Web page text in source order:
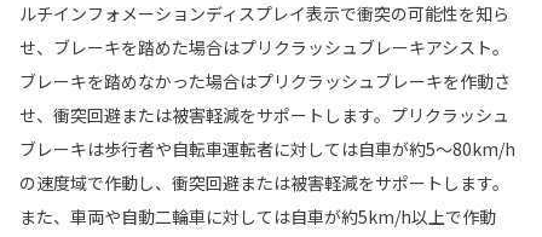
ルチインフォメーションディスプレイ表示で衝突の可能性を知ら
せ、ブレーキを踏めた場合はプリクラッシュブレーキアシスト。
ブレーキを踏めなかった場合はプリクラッシュブレーキを作動さ
せ、衝突回避または被害軽減をサポートします。プリクラッシュ
ブレーキは歩行者や自転車運転者に対しては自車が約5〜80km/h
の速度域で作動し、衝突回避または被害軽減をサポートします。
また、車両や自動二輪車に対しては自車が約5km/h以上で作動